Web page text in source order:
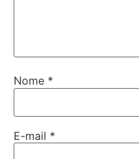
Nome *
E-mail *